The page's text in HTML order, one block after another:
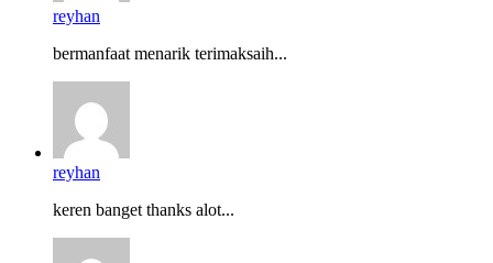
reyhan
bermanfaat menarik terimaksaih...
reyhan
keren banget thanks alot...